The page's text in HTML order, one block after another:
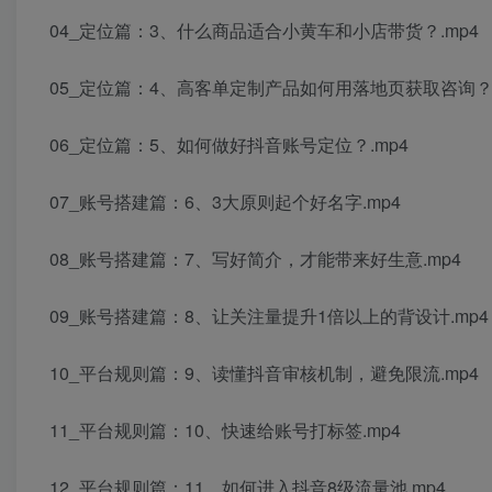
04_定位篇：3、什么商品适合小黄车和小店带货？.mp4
05_定位篇：4、高客单定制产品如何用落地页获取咨询
06_定位篇：5、如何做好抖音账号定位？.mp4
07_账号搭建篇：6、3大原则起个好名字.mp4
08_账号搭建篇：7、写好简介，才能带来好生意.mp4
09_账号搭建篇：8、让关注量提升1倍以上的背设计.mp4
10_平台规则篇：9、读懂抖音审核机制，避免限流.mp4
11_平台规则篇：10、快速给账号打标签.mp4